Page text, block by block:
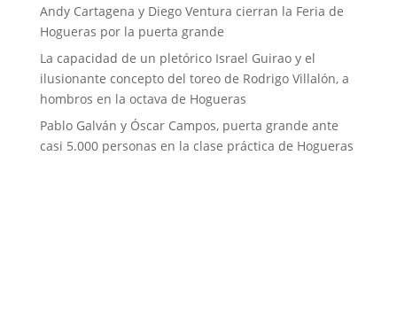
Andy Cartagena y Diego Ventura cierran la Feria de
Hogueras por la puerta grande
La capacidad de un pletórico Israel Guirao y el
ilusionante concepto del toreo de Rodrigo Villalón, a
hombros en la octava de Hogueras
Pablo Galván y Óscar Campos, puerta grande ante
casi 5.000 personas en la clase práctica de Hogueras